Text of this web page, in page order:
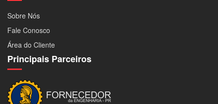
Sobre Nós
Fale Conosco
Área do Cliente
Principais Parceiros